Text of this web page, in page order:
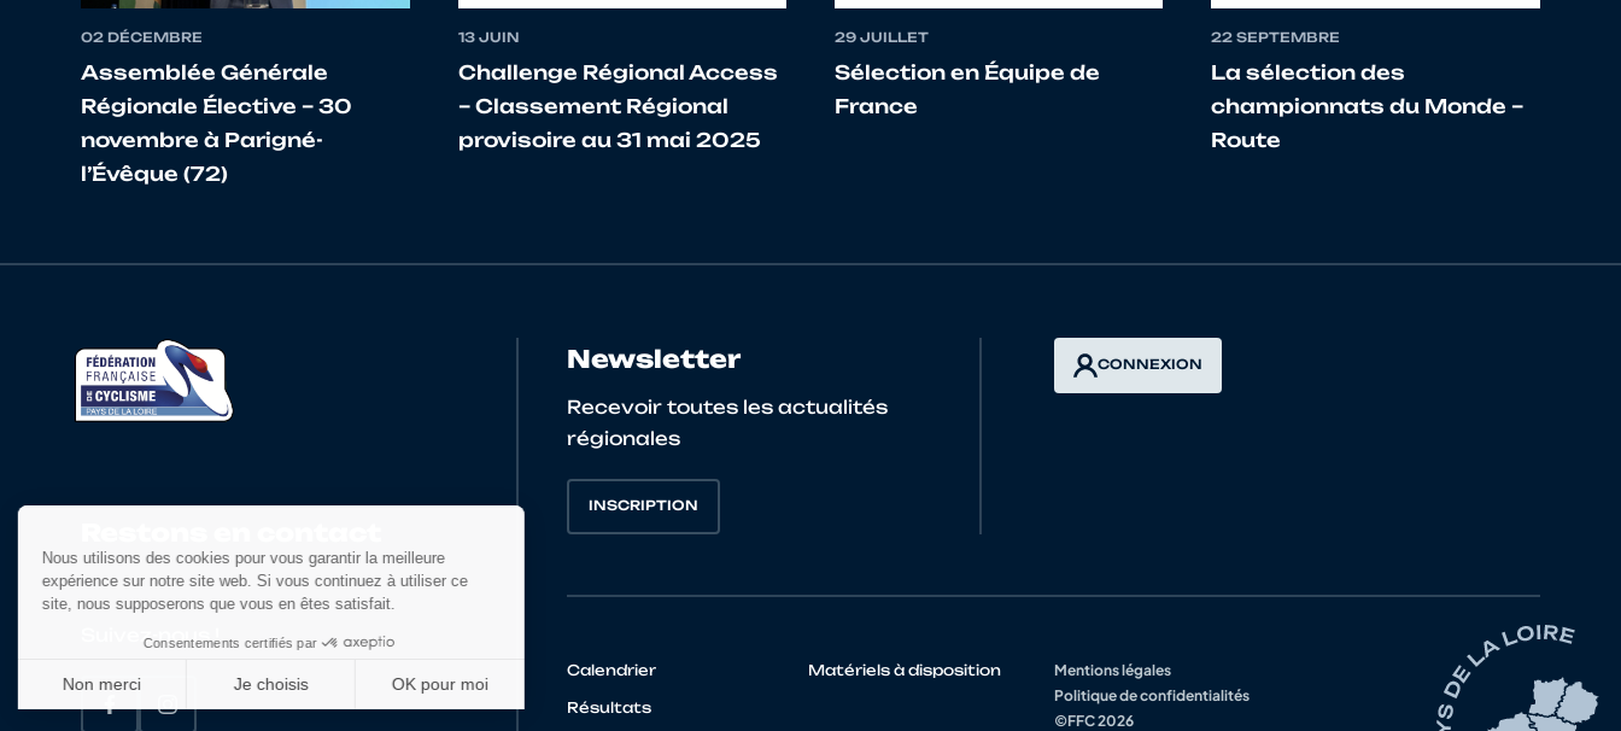
16 10015491284 BRIEUX PAYS DE LA LOIRE 5244250 NANTES DOULON VS
17 10067364965 LEFRANCOIS NINO PAYS DE LA LOIRE 5249285 TEAM CHALONNES CYCLISME
20 10137775952 5249258 UNION CYCLISTE CHOLET 49
MATHIS
22 10149507393 VAUGRENARD
23 10084806474 DUGUE
24 10026387317 BONNAVENTURE MATISSE PAYS DE LA LOIRE 5249013 SCO CYCLISME ANGERS
02 DÉCEMBRE
Assemblée Générale
Régionale Élective – 30
novembre à Parigné-
l’Évêque (72)
13 JUIN
Challenge Régional Access
– Classement Régional
provisoire au 31 mai 2025
29 JUILLET
Sélection en Équipe de
France
22 SEPTEMBRE
La sélection des
championnats du Monde –
Route
Suivez-nous !
Newsletter
Recevoir toutes les actualités
régionales
INSCRIPTION
CONNEXION
Calendrier Matériels à disposition
Résultats
Mentions légales
Politique de confidentialités
©FFC 2026